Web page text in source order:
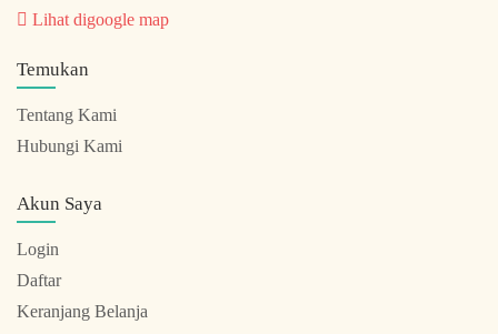
Lihat digoogle map
Temukan
Tentang Kami
Hubungi Kami
Akun Saya
Login
Daftar
Keranjang Belanja